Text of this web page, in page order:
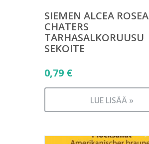
SIEMEN ALCEA ROSEA
CHATERS
TARHASALKORUUSU
SEKOITE
0,79 €
LUE LISÄÄ »